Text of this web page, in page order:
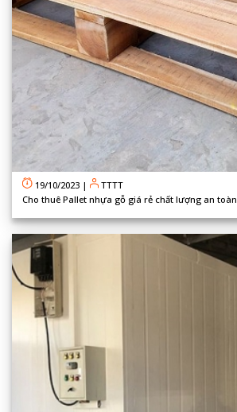
19/10/2023 |
TTTT
Cho thuê Pallet nhựa gỗ giá rẻ chất lượng an toàn